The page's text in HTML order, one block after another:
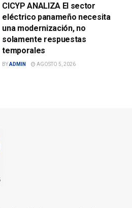
CICYP ANALIZA El sector
eléctrico panameño necesita
una modernización, no
solamente respuestas
temporales
BYADMIN AGOSTO 5, 2026